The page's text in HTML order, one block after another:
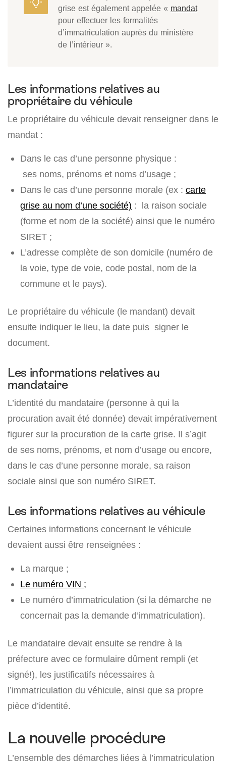
grise est également appelée « mandat
pour effectuer les formalités
d’immatriculation auprès du ministère
de l’intérieur ».
Les informations relatives au
propriétaire du véhicule
Le propriétaire du véhicule devait renseigner dans le
mandat :
Dans le cas d’une personne physique :
ses noms, prénoms et noms d’usage ;
Dans le cas d’une personne morale (ex : carte
grise au nom d’une société) : la raison sociale
(forme et nom de la société) ainsi que le numéro
SIRET ;
L’adresse complète de son domicile (numéro de
la voie, type de voie, code postal, nom de la
commune et le pays).
Le propriétaire du véhicule (le mandant) devait
ensuite indiquer le lieu, la date puis signer le
document.
Les informations relatives au
mandataire
L’identité du mandataire (personne à qui la
procuration avait été donnée) devait impérativement
figurer sur la procuration de la carte grise. Il s’agit
de ses noms, prénoms, et nom d’usage ou encore,
dans le cas d’une personne morale, sa raison
sociale ainsi que son numéro SIRET.
Les informations relatives au véhicule
Certaines informations concernant le véhicule
devaient aussi être renseignées :
La marque ;
Le numéro VIN ;
Le numéro d’immatriculation (si la démarche ne
concernait pas la demande d’immatriculation).
Le mandataire devait ensuite se rendre à la
préfecture avec ce formulaire dûment rempli (et
signé!), les justificatifs nécessaires à
l’immatriculation du véhicule, ainsi que sa propre
pièce d’identité.
La nouvelle procédure
L’ensemble des démarches liées à l’immatriculation